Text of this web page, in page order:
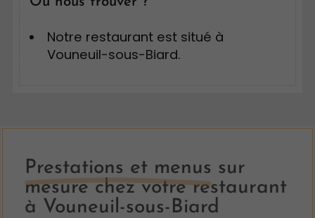
Notre restaurant est situé à
Vouneuil-sous-Biard.
Prestations et menus sur
mesure chez votre restaurant
à Vouneuil-sous-Biard